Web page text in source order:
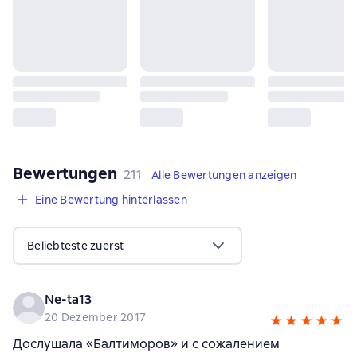
Bewertungen 211 Bewertungen
211
Alle Bewertungen anzeigen
Eine Bewertung hinterlassen
Beliebteste zuerst
Ne-ta13
20 Dezember 2017
Дослушала «Балтиморов» и с сожалением